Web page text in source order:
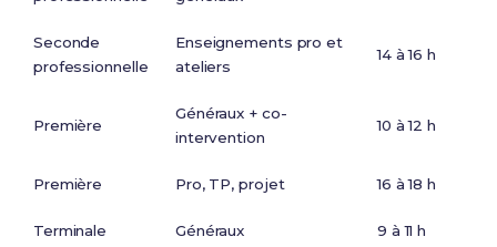
Seconde
professionnelle
Enseignements pro et
ateliers
14 à 16 h
Première
Généraux + co-
intervention
10 à 12 h
Première Pro, TP, projet 16 à 18 h
Terminale Généraux 9 à 11 h